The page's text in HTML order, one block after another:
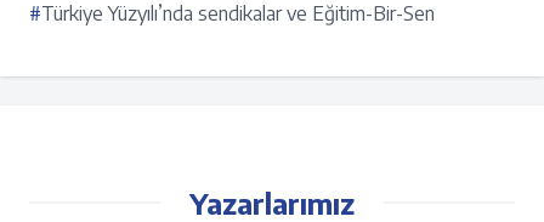
#Türkiye Yüzyılı’nda sendikalar ve Eğitim-Bir-Sen
Yazarlarımız